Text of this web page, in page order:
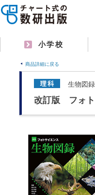
小学校
商品詳細に戻る
生物図録
改訂版 フォト